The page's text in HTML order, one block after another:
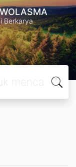
Berkarya